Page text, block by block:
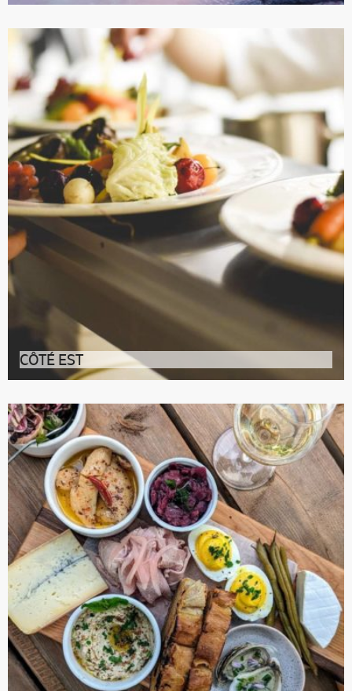
Accueil
La région du Bas-Saint-Laurent, alias le Bas-du-Fleuve,
a conquis nos cœurs de v
CÔTÉ EST
Adresse réputée de Kamouraska, Côté Est accueille le
visiteur dans une bâtisse a